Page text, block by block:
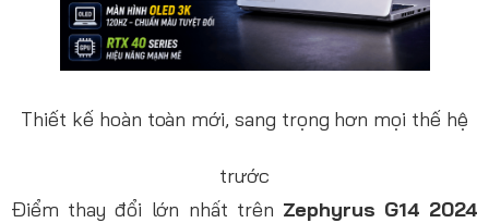
Thiết kế hoàn toàn mới, sang trọng hơn mọi thế hệ
trước
Điểm thay đổi lớn nhất trên Zephyrus G14 2024